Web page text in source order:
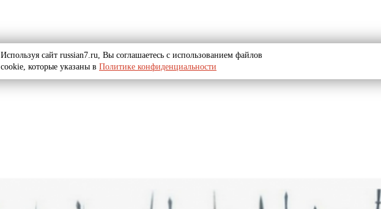
Используя сайт russian7.ru, Вы соглашаетесь с использованием файлов
cookie, которые указаны в Политике конфиденциальности